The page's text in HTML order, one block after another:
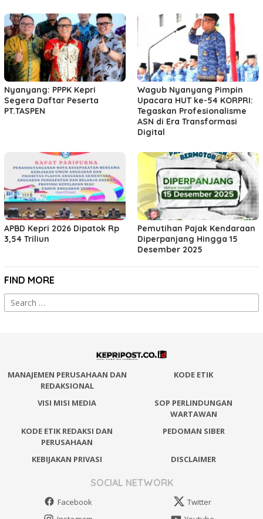
Nyanyang: PPPK Kepri
Segera Daftar Peserta
PT.TASPEN
Wagub Nyanyang Pimpin
Upacara HUT ke-54 KORPRI:
Tegaskan Profesionalisme
ASN di Era Transformasi
Digital
APBD Kepri 2026 Dipatok Rp
3,54 Triliun
Pemutihan Pajak Kendaraan
Diperpanjang Hingga 15
Desember 2025
FIND MORE
Search
for:
MANAJEMEN PERUSAHAAN DAN
REDAKSIONAL
KODE ETIK
VISI MISI MEDIA
SOP PERLINDUNGAN
WARTAWAN
KODE ETIK REDAKSI DAN
PERUSAHAAN
PEDOMAN SIBER
KEBIJAKAN PRIVASI DISCLAIMER
SOCIAL NETWORK
Facebook
Twitter